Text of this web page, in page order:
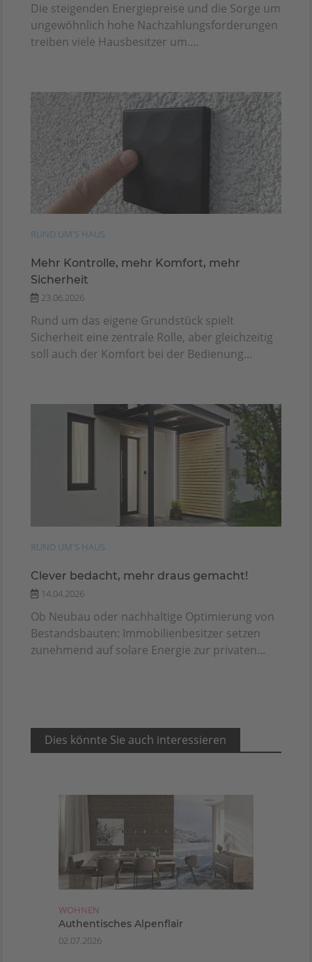
Die steigenden Energiepreise und die Sorge um
ungewöhnlich hohe Nachzahlungsforderungen
treiben viele Hausbesitzer um....
RUND UM'S HAUS
Mehr Kontrolle, mehr Komfort, mehr
Sicherheit
23.06.2026
Rund um das eigene Grundstück spielt
Sicherheit eine zentrale Rolle, aber gleichzeitig
soll auch der Komfort bei der Bedienung...
RUND UM'S HAUS
Clever bedacht, mehr draus gemacht!
14.04.2026
Ob Neubau oder nachhaltige Optimierung von
Bestandsbauten: Immobilienbesitzer setzen
zunehmend auf solare Energie zur privaten...
Dies könnte Sie auch interessieren
WOHNEN
Authentisches Alpenflair
02.07.2026